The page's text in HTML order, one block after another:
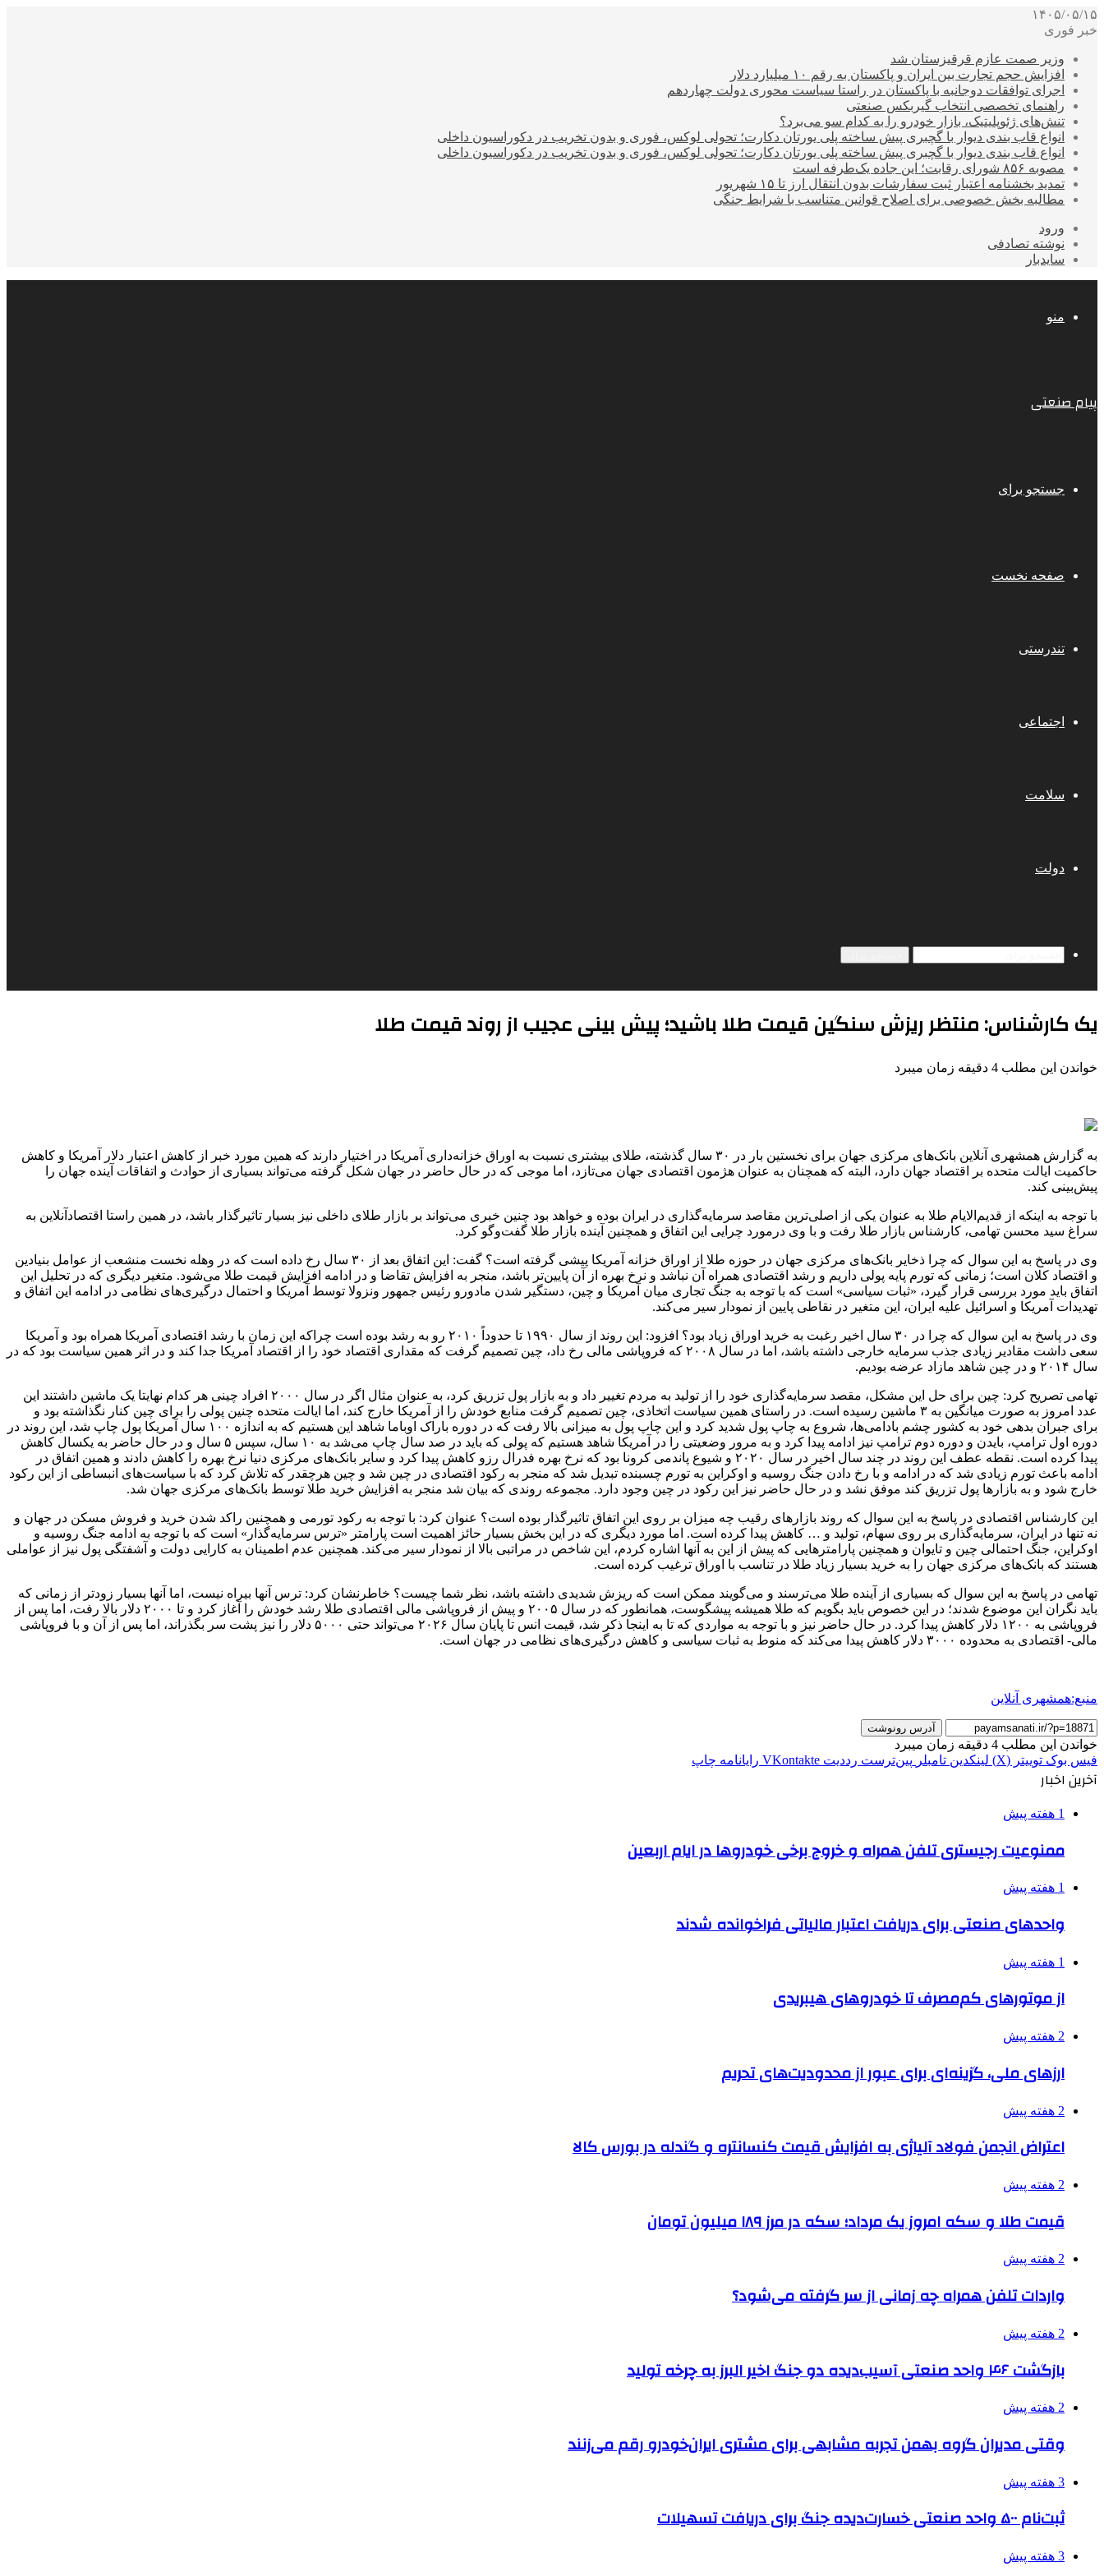
۱۴۰۵/۰۵/۱۵
خبر فوری
وزیر صمت عازم قرقیزستان شد
افزایش حجم تجارت بین ایران و پاکستان به رقم ۱۰ میلیارد دلار
اجرای توافقات دوجانبه با پاکستان در راستا سیاست محوری دولت چهاردهم
راهنمای تخصصی انتخاب گیربکس صنعتی
تنش‌های ژئوپلیتیک، بازار خودرو را به کدام سو می‌برد؟
انواع قاب بندی دیوار با گچبری پیش ساخته پلی یورتان دکارت؛ تحولی لوکس، فوری و بدون تخریب در دکوراسیون داخلی
انواع قاب بندی دیوار با گچبری پیش ساخته پلی یورتان دکارت؛ تحولی لوکس، فوری و بدون تخریب در دکوراسیون داخلی
مصوبه ۸۵۶ شورای رقابت؛ این جاده یک‌طرفه است
تمدید بخشنامه اعتبار ثبت سفارشات بدون انتقال ارز تا ۱۵ شهریور
مطالبه بخش خصوصی برای اصلاح قوانین متناسب با شرایط جنگی
ورود
نوشته تصادفی
سایدبار
منو
پیام صنعتی
جستجو برای
صفحه نخست
تندرستی
اجتماعی
سلامت
دولت
یک کارشناس: منتظر ریزش سنگین قیمت طلا باشید؛ پیش بینی عجیب از روند قیمت طلا
خواندن این مطلب 4 دقیقه زمان میبرد
به گزارش همشهری آنلاین بانک‌های مرکزی جهان برای نخستین بار در ۳۰ سال گذشته، طلای بیشتری نسبت به اوراق خزانه‌داری آمریکا در اختیار دارند که همین مورد خبر از کاهش اعتبار دلار آمریکا و کاهش
حاکمیت ایالت متحده بر اقتصاد جهان دارد، البته که همچنان به عنوان هژمون اقتصادی جهان می‌تازد، اما موجی که در حال حاضر در جهان شکل گرفته می‌تواند بسیاری از حوادث و اتفاقات آینده جهان را
پیش‌بینی کند.
با توجه به اینکه از قدیم‌الایام طلا به عنوان یکی از اصلی‌ترین مقاصد سرمایه‌گذاری در ایران بوده و خواهد بود چنین خبری می‌تواند بر بازار طلای داخلی نیز بسیار تاثیرگذار باشد، در همین راستا اقتصادآنلاین به
سراغ سید محسن تهامی، کارشناس بازار طلا رفت و با وی درمورد چرایی این اتفاق و همچنین آینده بازار طلا گفت‌وگو کرد.
وی در پاسخ به این سوال که چرا ذخایر بانک‌های مرکزی جهان در حوزه طلا از اوراق خزانه آمریکا پیشی گرفته است؟ گفت: این اتفاق بعد از ۳۰ سال رخ داده است که در وهله نخست منشعب از عوامل بنیادین
و اقتصاد کلان است؛ زمانی که تورم پایه پولی داریم و رشد اقتصادی همراه آن نباشد و نرخ بهره از آن پایین‌تر باشد، منجر به افزایش تقاضا و در ادامه افزایش قیمت طلا می‌شود. متغیر دیگری که در تحلیل این
اتفاق باید مورد بررسی قرار گیرد، «ثبات سیاسی» است که با توجه به جنگ تجاری میان آمریکا و چین، دستگیر شدن مادورو رئیس جمهور ونزولا توسط آمریکا و احتمال درگیری‌های نظامی در ادامه این اتفاق و
تهدیدات آمریکا و اسرائیل علیه ایران، این متغیر در نقاطی پایین از نمودار سیر می‌کند.
وی در پاسخ به این سوال که چرا در ۳۰ سال اخیر رغبت به خرید اوراق زیاد بود؟ افزود: این روند از سال ۱۹۹۰ تا حدوداً ۲۰۱۰ رو به رشد بوده است چراکه این زمان با رشد اقتصادی آمریکا همراه بود و آمریکا
سعی داشت مقادیر زیادی جذب سرمایه خارجی داشته باشد، اما در سال ۲۰۰۸ که فروپاشی مالی رخ داد، چین تصمیم گرفت که مقداری اقتصاد خود را از اقتصاد آمریکا جدا کند و در اثر همین سیاست بود که در
سال ۲۰۱۴ و در چین شاهد مازاد عرضه بودیم.
تهامی تصریح کرد: چین برای حل این مشکل، مقصد سرمایه‌گذاری خود را از تولید به مردم تغییر داد و به بازار پول تزریق کرد، به عنوان مثال اگر در سال ۲۰۰۰ افراد چینی هر کدام نهایتا یک ماشین داشتند این
عدد امروز به صورت میانگین به ۳ ماشین رسیده است. در راستای همین سیاست اتخاذی، چین تصمیم گرفت منابع خودش را از آمریکا خارج کند، اما ایالت متحده چنین پولی را برای چین کنار نگذاشته بود و
برای جبران بدهی خود به کشور چشم بادامی‌ها، شروع به چاپ پول شدید کرد و این چاپ پول به میزانی بالا رفت که در دوره باراک اوباما شاهد این هستیم که به اندازه ۱۰۰ سال آمریکا پول چاپ شد، این روند در
دوره اول ترامپ، بایدن و دوره دوم ترامپ نیز ادامه پیدا کرد و به مرور وضعیتی را در آمریکا شاهد هستیم که پولی که باید در صد سال چاپ می‌شد به ۱۰ سال، سپس ۵ سال و در حال حاضر به یکسال کاهش
پیدا کرده است. نقطه عطف این روند در چند سال اخیر در سال ۲۰۲۰ و شیوع پاندمی کرونا بود که نرخ بهره فدرال رزو کاهش پیدا کرد و سایر بانک‌های مرکزی دنیا نرخ بهره را کاهش دادند و همین اتفاق در
ادامه باعث تورم زیادی شد که در ادامه و با رخ دادن جنگ روسیه و اوکراین به تورم چسبنده تبدیل شد که منجر به رکود اقتصادی در چین شد و چین هرچقدر که تلاش کرد که با سیاست‌های انبساطی از این رکود
خارج شود و به بازارها پول تزریق کند موفق نشد و در حال حاضر نیز این رکود در چین وجود دارد. مجموعه روندی که بیان شد منجر به افزایش خرید طلا توسط بانک‌های مرکزی جهان شد.
این کارشناس اقتصادی در پاسخ به این سوال که روند بازارهای رقیب چه میزان بر روی این اتفاق تاثیرگذار بوده است؟ عنوان کرد: با توجه به رکود تورمی و همچنین راکد شدن خرید و فروش مسکن در جهان و
نه تنها در ایران، سرمایه‌گذاری بر روی سهام، تولید و … کاهش پیدا کرده است. اما مورد دیگری که در این بخش بسیار حائز اهمیت است پارامتر «ترس سرمایه‌گذار» است که با توجه به ادامه جنگ روسیه و
اوکراین، جنگ احتمالی چین و تایوان و همچنین پارامترهایی که پیش از این به آنها اشاره کردم، این شاخص در مراتبی بالا از نمودار سیر می‌کند. همچنین عدم اطمینان به کارایی دولت و آشفتگی پول نیز از عواملی
هستند که بانک‌های مرکزی جهان را به خرید بسیار زیاد طلا در تناسب با اوراق ترغیب کرده است.
تهامی در پاسخ به این سوال که بسیاری از آینده طلا می‌ترسند و می‌گویند ممکن است که ریزش شدیدی داشته باشد، نظر شما چیست؟ خاطرنشان کرد: ترس آنها بیراه نیست، اما آنها بسیار زودتر از زمانی که
باید نگران این موضوع شدند؛ در این خصوص باید بگویم که طلا همیشه پیشگوست، همانطور که در سال ۲۰۰۵ و پیش از فروپاشی مالی اقتصادی طلا رشد خودش را آغاز کرد و تا ۲۰۰۰ دلار بالا رفت، اما پس از
فروپاشی به ۱۲۰۰ دلار کاهش پیدا کرد. در حال حاضر نیز و با توجه به مواردی که تا به اینجا ذکر شد، قیمت انس تا پایان سال ۲۰۲۶ می‌تواند حتی ۵۰۰۰ دلار را نیز پشت سر بگذراند، اما پس از آن و با فروپاشی
مالی- اقتصادی به محدوده ۳۰۰۰ دلار کاهش پیدا می‌کند که منوط به ثبات سیاسی و کاهش درگیری‌های نظامی در جهان است.
منبع:همشهری آنلاین
آدرس رونوشت
خواندن این مطلب 4 دقیقه زمان میبرد
فیس بوک توییتر (X) لینکدین ‫تامبلر ‫پین‌ترست ‫رددیت ‫VKontakte رایانامه چاپ
آخرین اخبار
1 هفته پیش
ممنوعیت رجیستری تلفن همراه و خروج برخی خودروها در ایام اربعین
1 هفته پیش
واحدهای صنعتی برای دریافت اعتبار مالیاتی فراخوانده شدند
1 هفته پیش
از موتورهای کم‌مصرف تا خودروهای هیبریدی
2 هفته پیش
ارزهای ملی، گزینه‌ای برای عبور از محدودیت‌های تحریم
2 هفته پیش
اعتراض انجمن فولاد آلیاژی به افزایش قیمت کنسانتره و گندله در بورس کالا
2 هفته پیش
قیمت طلا و سکه امروز یک مرداد؛ سکه در مرز ۱۸۹ میلیون تومان
2 هفته پیش
واردات تلفن همراه چه زمانی از سر گرفته می‌شود؟
2 هفته پیش
بازگشت ۴۶ واحد صنعتی آسیب‌دیده دو جنگ اخیر البرز به چرخه تولید
2 هفته پیش
وقتی مدیران گروه بهمن تجربه مشابهی برای مشتری ایران‌خودرو رقم می‌زنند
3 هفته پیش
ثبت‌نام ۵۰۰ واحد صنعتی خسارت‌دیده جنگ برای دریافت تسهیلات
3 هفته پیش